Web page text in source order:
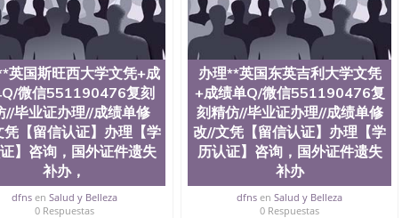
国文凭学历、美国文凭学历、澳洲文凭学历、加拿大文凭学
圣何塞州立大学毕业证（San Jose State
State University）圣何塞州立大学毕业证（San Jose State
State University）圣何塞州立大学成绩单（ San Jose State
State University）成绩单圣何塞州立大学文凭（San Jose
State University）圣何塞州立大学（San Jose State
University）圣何塞州立大学（San Jose State University）
）圣何塞州立大学文凭（San Jose State University）文凭
）圣何塞州立大学学历（ San Jose State University）圣何
）圣何塞州立大学学历（San Jose State University）圣 塞州立
塞州立大学（San Jose State University）圣何塞州立大学
学（San Jose State University）圣何塞州立大学（San Jose
Jose State University）圣何塞州立大学学位证（San Jose
英国斯旺西大学文凭+成
微信551190476复刻
//毕业证办理//成绩单修
凭【留信认证】办理【学
】咨询，国外证件遗失
补办，
dfnsen Salud y Belleza
0 Respuestas
办理**英国东英吉利大学文凭
+成绩单Q/微信551190476复
刻精仿//毕业证办理//成绩单修
改//文凭【留信认证】办理【学
历认证】咨询，国外证件遗失
补办
dfns enSalud y Belleza
0 Respuestas